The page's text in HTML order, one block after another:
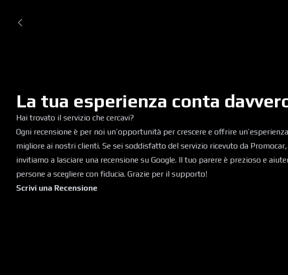
La tua esperienza conta
Hai trovato il servizio che cercavi?
Ogni recensione è per noi un’opportunità per crescere e offrire
migliore ai nostri clienti. Se sei soddisfatto del servizio ricevuto da
invitiamo a lasciare una recensione su Google. Il tuo parere è prezioso e
persone a scegliere con fiducia. Grazie per il supporto!
Scrivi una Recensione